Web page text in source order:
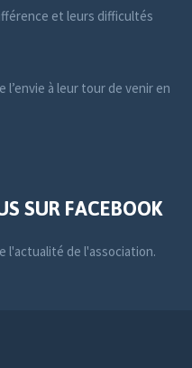
et leurs difficultés
à leur tour de venir en
SUR FACEBOOK
l'actualité de l'association.